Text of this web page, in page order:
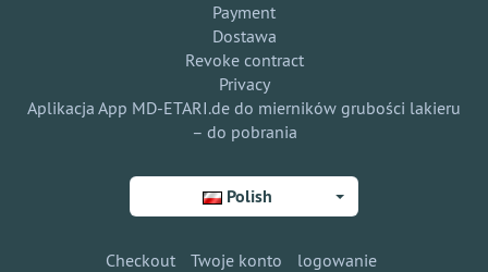
Payment
Dostawa
Revoke contract
Privacy
Aplikacja App MD-ETARI.de do mierników grubości lakieru
– do pobrania
Polish
Checkout Twoje konto logowanie